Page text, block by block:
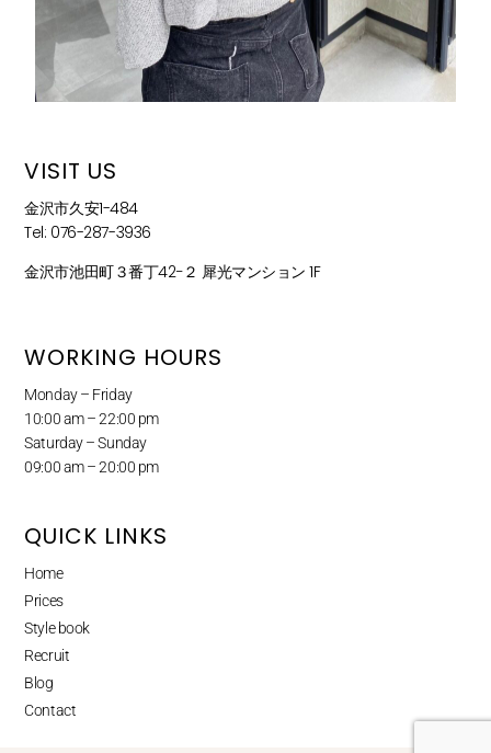
VISIT US
金沢市久安1-484
Tel: 076-287-3936
金沢市池田町３番丁42−２ 犀光マンション 1F
WORKING HOURS
Monday – Friday
10:00 am – 22:00 pm
Saturday – Sunday
09:00 am – 20:00 pm
QUICK LINKS
Home
Prices
Style book
Recruit
Blog
Contact